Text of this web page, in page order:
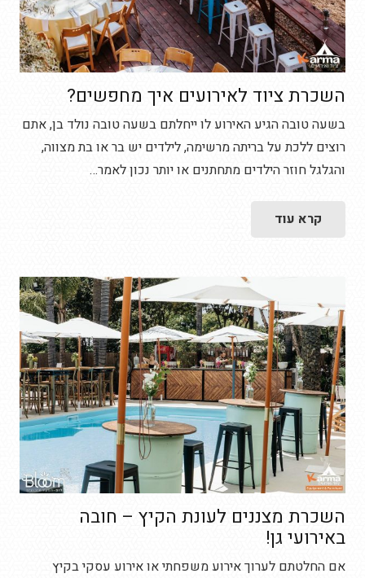
השכרת ציוד לאירועים איך מחפשים?
בשעה טובה הגיע האירוע לו ייחלתם בשעה טובה נולד בן, אתם
רוצים ללכת על בריתה מרשימה, לילדים יש בר או בת מצווה,
והגלגל חוזר הילדים מתחתנים או יותר נכון לאמר…
קרא עוד
השכרת מצננים לעונת הקיץ – חובה
באירועי גן!
אם החלטתם לערוך אירוע משפחתי או אירוע עסקי בקיץ